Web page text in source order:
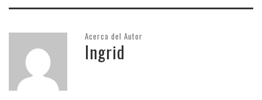
Acerca del Autor
Ingrid